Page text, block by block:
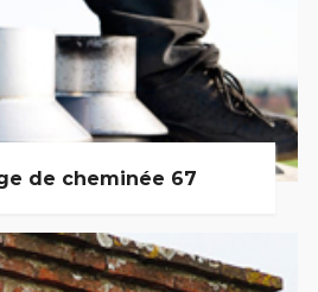
de cheminée 67